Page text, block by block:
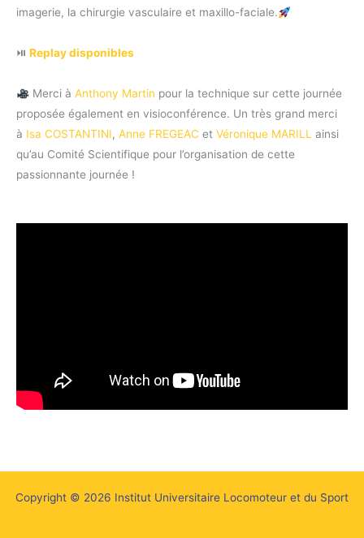
imagerie, la chirurgie vasculaire et maxillo-faciale.
⏯ Replay disponibles
Merci à Anthony Martin pour la technique sur cette journée
proposée également en visioconférence. Un très grand merci
à Isa COSTANTINI, Anne FREGEAC et Véronique MARILL ainsi
qu’au Comité Scientifique pour l’organisation de cette
passionnante journée !
Copyright © 2026 Institut Universitaire Locomoteur et du Sport